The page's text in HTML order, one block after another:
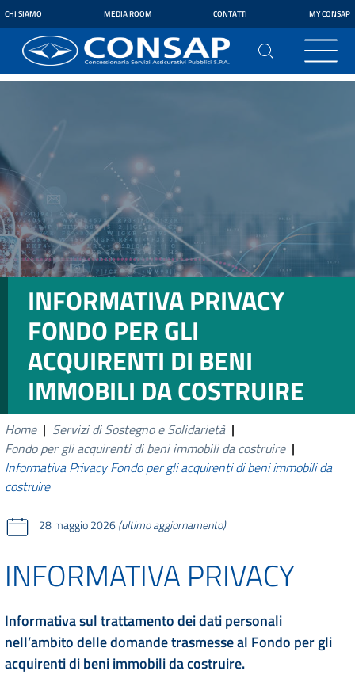
CHI SIAMO MEDIA ROOM CONTATTI MY CONSAP
INFORMATIVA PRIVACY
FONDO PER GLI
ACQUIRENTI DI BENI
IMMOBILI DA COSTRUIRE
Home | Servizi di Sostegno e Solidarietà |
Fondo per gli acquirenti di beni immobili da costruire |
Informativa Privacy Fondo per gli acquirenti di beni immobili da
costruire
28 maggio 2026(ultimo aggiornamento)
INFORMATIVA PRIVACY
Informativa sul trattamento dei dati personali
nell’ambito delle domande trasmesse al Fondo per gli
acquirenti di beni immobili da costruire.